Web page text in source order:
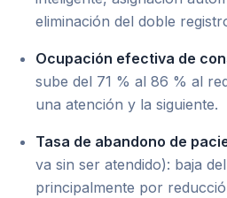
eliminación del doble
Ocupación efectiva de
sube del 71 % al 86 % al
una atención y la siguiente.
Tasa de abandono de
va sin ser atendido): baja
principalmente por